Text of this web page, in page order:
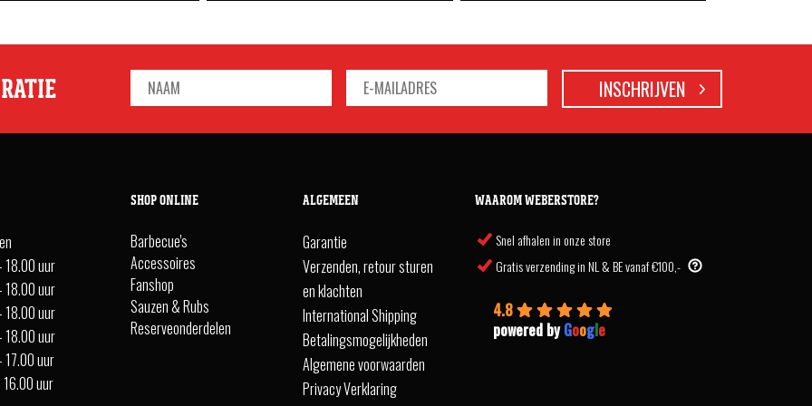
18.00 uur
18.00 uur
18.00 uur
18.00 uur
17.00 uur
16.00 uur
SHOP ONLINE
Barbecue's
Accessoires
Fanshop
Sauzen & Rubs
Reserveonderdelen
ALGEMEEN
Garantie
Verzenden, retour sturen
en klachten
International Shipping
Betalingsmogelijkheden
Algemene voorwaarden
Privacy Verklaring
WAAROM WEBERSTORE?
Snel afhalen in onze store
Gratis verzending in NL & BE vanaf €100,-
4.8
powered byGoogle